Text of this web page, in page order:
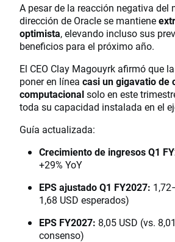
A pesar de la reacción negativa del
dirección de Oracle se mantiene
optimista, elevando incluso sus
beneficios para el próximo año.
El CEO Clay Magouyrk afirmó que
poner en línea casi un gigavatio de
computacionalsolo en este
toda su capacidad instalada en el
Guía actualizada:
Crecimiento de ingresos Q1
+29% YoY
EPS ajustado Q1 FY2027:
1,68 USD esperados)
EPS FY2027: 8,05 USD (vs.
consenso)